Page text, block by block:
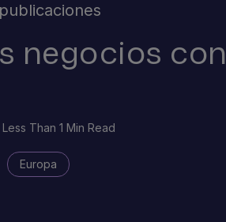
negocios con
Less Than 1 Min Read
Europa